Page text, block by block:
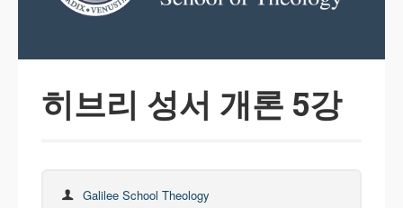
히브리 성서 개론 5강
Galilee School Theology